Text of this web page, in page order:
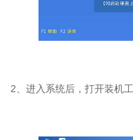
2、进入系统后，打开装机